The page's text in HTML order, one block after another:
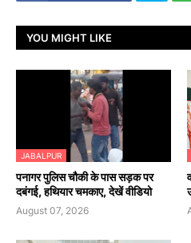
YOU MIGHT LIKE
JABALPUR
पनागर पुलिस चौकी के पास सड़क पर
दबंगई, हथियार चमकाए, देखें वीडियो
August 07, 2026